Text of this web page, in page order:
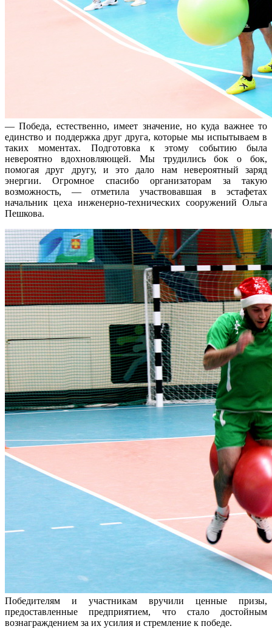
— Победа, естественно, имеет значение, но куда важнее то
единство и поддержка друг друга, которые мы испытываем в
таких моментах. Подготовка к этому событию была
невероятно вдохновляющей. Мы трудились бок о бок,
помогая друг другу, и это дало нам невероятный заряд
энергии. Огромное спасибо организаторам за такую
возможность, — отметила участвовавшая в эстафетах
начальник цеха инженерно-технических сооружений Ольга
Пешкова.
Победителям и участникам вручили ценные призы,
предоставленные предприятием, что стало достойным
вознаграждением за их усилия и стремление к победе.